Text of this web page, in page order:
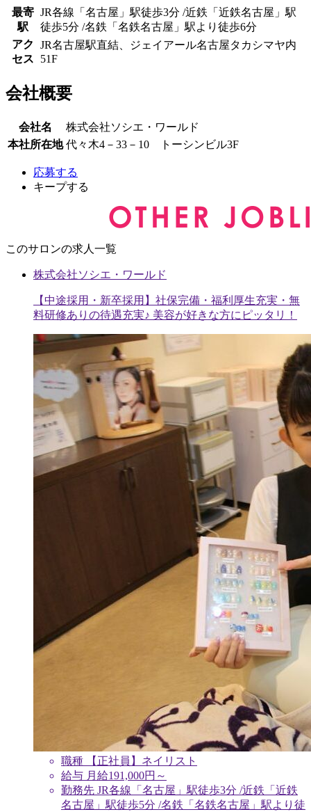
最寄
駅
JR各線「名古屋」駅徒歩3分 /近鉄「近鉄名古屋」駅
徒歩5分 /名鉄「名鉄名古屋」駅より徒歩6分
アク
セス
JR名古屋駅直結、ジェイアール名古屋タカシマヤ内
51F
会社概要
会社名
株式会社ソシエ・ワールド
本社所在地 代々木4－33－10 トーシンビル3F
応募する
キープする
このサロンの求人一覧
株式会社ソシエ・ワールド
【中途採用・新卒採用】社保完備・福利厚生充実・無
料研修ありの待遇充実♪ 美容が好きな方にピッタリ！
職種
【正社員】ネイリスト
給与 月給191,000円～
勤務先 JR各線「名古屋」駅徒歩3分 /近鉄「近鉄
名古屋」駅徒歩5分 /名鉄「名鉄名古屋」駅より徒